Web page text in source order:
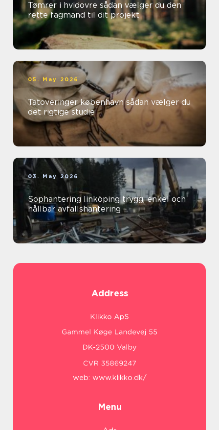
Tømrer i hvidovre sådan vælger du den
rette fagmand til dit projekt
05. May 2026
Tatoveringer københavn sådan vælger du
det rigtige studie
03. May 2026
Sophantering linköping trygg, enkel och
hållbar avfallshantering
Address
web: www.klikko.dk/
Menu